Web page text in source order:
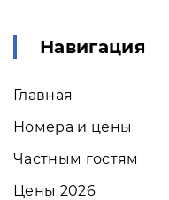
Навигация
Главная
Номера и цены
Частным гостям
Цены 2026